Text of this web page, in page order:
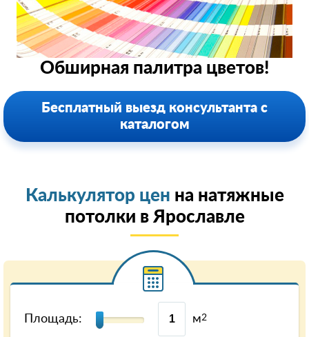
Обширная палитра цветов!
Бесплатный выезд консультанта с
каталогом
Калькулятор цен на натяжные
потолки в Ярославле
Площадь: м2